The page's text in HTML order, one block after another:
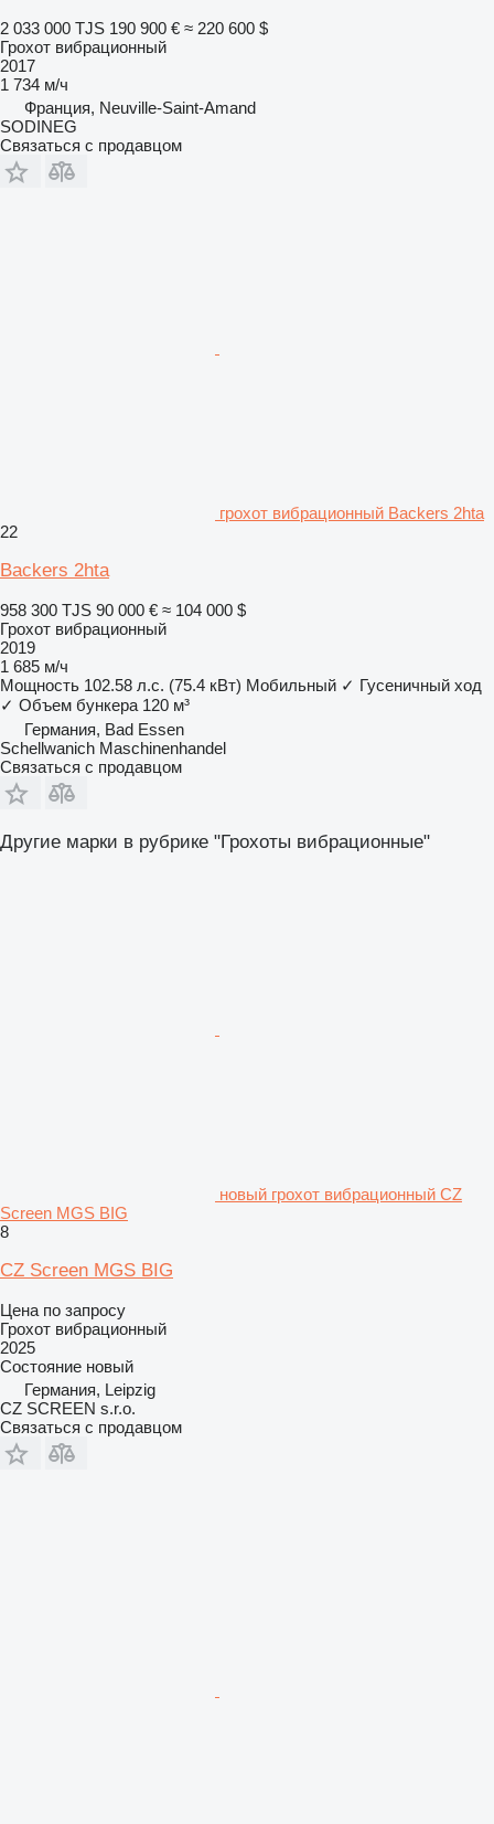
2 033 000 TJS 190 900 € ≈ 220 600 $
Грохот вибрационный
2017
1 734 м/ч
Франция, Neuville-Saint-Amand
SODINEG
Связаться с продавцом
грохот вибрационный Backers 2hta
22
Backers 2hta
958 300 TJS 90 000 € ≈ 104 000 $
Грохот вибрационный
2019
1 685 м/ч
Мощность 102.58 л.с. (75.4 кВт) Мобильный ✓ Гусеничный ход
✓ Объем бункера 120 м³
Германия, Bad Essen
Schellwanich Maschinenhandel
Связаться с продавцом
Другие марки в рубрике "Грохоты вибрационные"
новый грохот вибрационный CZ
Screen MGS BIG
8
CZ Screen MGS BIG
Цена по запросу
Грохот вибрационный
2025
Состояние новый
Германия, Leipzig
CZ SCREEN s.r.o.
Связаться с продавцом